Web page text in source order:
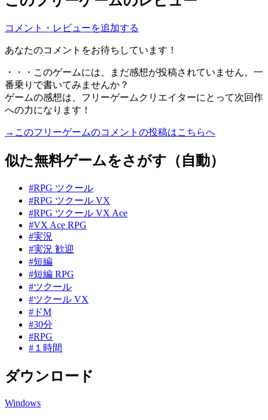
コメント・レビューを追加する
あなたのコメントをお待ちしています！
・・・このゲームには、まだ感想が投稿されていません。一
番乗りで書いてみませんか？
ゲームの感想は、フリーゲームクリエイターにとって次回作
への力になります！
→このフリーゲームのコメントの投稿はこちらへ
似た無料ゲームをさがす（自動）
#RPG ツクール
#RPG ツクール VX
#RPG ツクール VX Ace
#VX Ace RPG
#実況
#実況 歓迎
#短編
#短編 RPG
#ツクール
#ツクール VX
#ドM
#30分
#RPG
#１時間
ダウンロード
Windows